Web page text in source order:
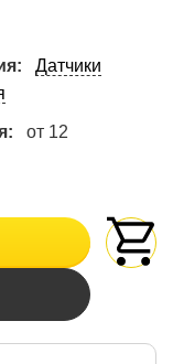
Датчики
от 12